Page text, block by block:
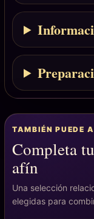
TAMBIÉN PUEDE
Completa
afín
Una selección
elegidas para